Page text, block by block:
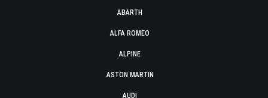
ABARTH
ALFA ROMEO
ALPINE
ASTON MARTIN
AUDI